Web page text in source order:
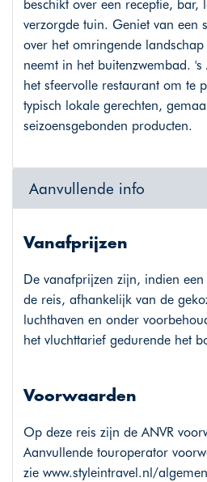
beschikt over een receptie, bar,
verzorgde tuin. Geniet van een
over het omringende
neemt in het buitenzwembad.
het sfeervolle restaurant om te
typisch lokale gerechten,
seizoensgebonden producten.
Aanvullende info
Vanafprijzen
De vanafprijzen zijn, indien
de reis, afhankelijk van de
luchthaven en onder
het vluchttarief gedurende het
Voorwaarden
Op deze reis zijn de ANVR
Aanvullende touroperator
zie www.styleintravel.nl/